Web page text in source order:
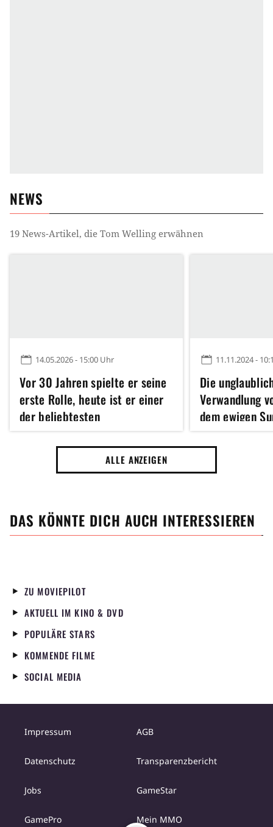
NEWS
19 News-Artikel, die Tom Welling erwähnen
14.05.2026 - 15:00 Uhr
Vor 30 Jahren spielte er seine
erste Rolle, heute ist er einer
der beliebtesten
Seriendarsteller der Welt:
Erkennt ihr ihn?
11.11.2024 -
Die
Verwandlung
dem ewigen
Smallville, im
Jahren für
Hauptrolle in
ALLE ANZEIGEN
DAS KÖNNTE DICH AUCH INTERESSIEREN
ZU MOVIEPILOT
AKTUELL IM KINO & DVD
POPULÄRE STARS
KOMMENDE FILME
SOCIAL MEDIA
Impressum AGB
Datenschutz Transparenzbericht
Jobs GameStar
GamePro Mein MMO